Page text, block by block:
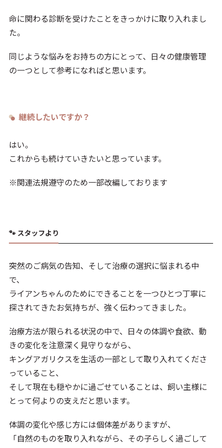
命に関わる診断を受けたことをきっかけに取り入れまし
た。
同じような悩みをお持ちの方にとって、日々の健康管理
の一つとして参考になればと思います。
継続したいですか？
はい。
これからも続けていきたいと思っています。
※関連法規遵守のため一部改編しております
🐾 スタッフより
突然のご病気の告知、そして治療の選択に悩まれる中
で、
ライアンちゃんのためにできることを一つひとつ丁寧に
探されてきたお気持ちが、強く伝わってきました。
治療方法が限られる状況の中で、日々の体調や食欲、動
きの変化を注意深く見守りながら、
キングアガリクスを生活の一部として取り入れてくださ
っていること、
そして現在も穏やかに過ごせていることは、飼い主様に
とって何よりの支えだと思います。
体調の変化や感じ方には個体差がありますが、
「自然のものを取り入れながら、その子らしく過ごして